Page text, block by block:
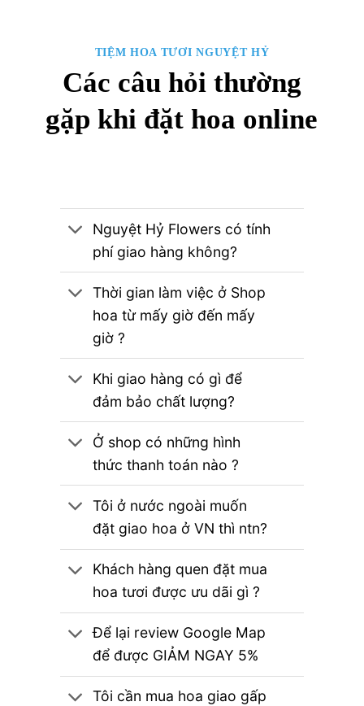
TIỆM HOA TƯƠI NGUYỆT HỶ
Các câu hỏi thường
gặp khi đặt hoa online
Nguyệt Hỷ Flowers có tính
phí giao hàng không?
Thời gian làm việc ở Shop
hoa từ mấy giờ đến mấy
giờ ?
Khi giao hàng có gì để
đảm bảo chất lượng?
Ở shop có những hình
thức thanh toán nào ?
Tôi ở nước ngoài muốn
đặt giao hoa ở VN thì ntn?
Khách hàng quen đặt mua
hoa tươi được ưu dãi gì ?
Để lại review Google Map
để được GIẢM NGAY 5%
Tôi cần mua hoa giao gấp